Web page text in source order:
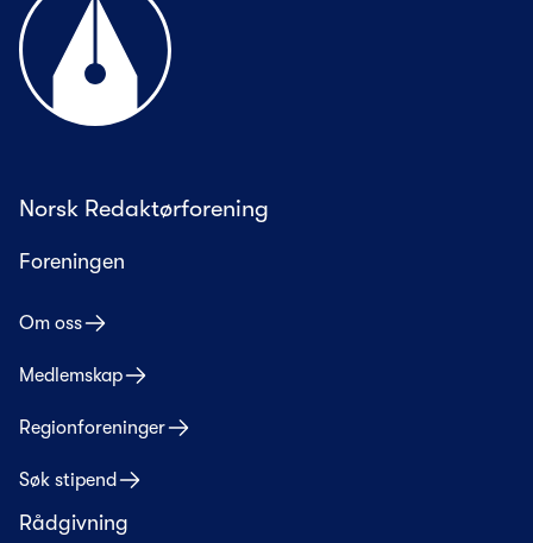
Norsk Redaktørforening
Foreningen
Om oss
Medlemskap
Regionforeninger
Søk stipend
Rådgivning